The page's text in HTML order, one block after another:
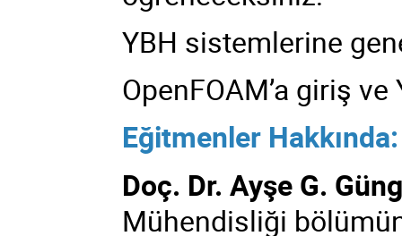
YBH sistemlerine
OpenFOAM’a giriş
Eğitmenler Hakkında:
Doç. Dr. Ayşe G.
Mühendisliği